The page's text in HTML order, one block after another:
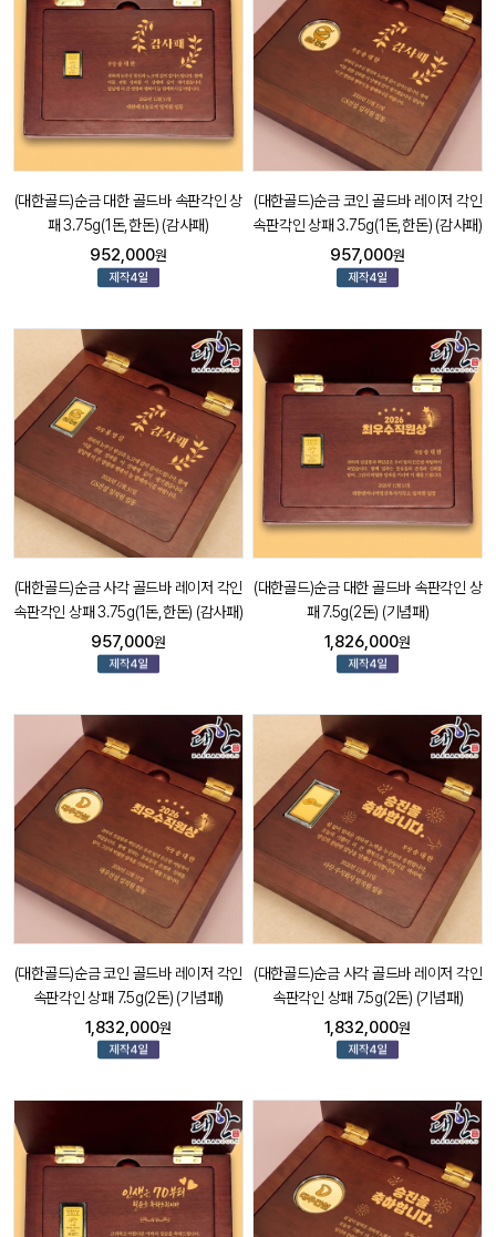
(대한골드)순금 대한 골드바 속판각인 상
패 3.75g(1돈,한돈) (감사패)
952,000원
(대한골드)순금 코인 골드바 레이저 각인
속판각인 상패 3.75g(1돈,한돈) (감사패)
957,000원
(대한골드)순금 사각 골드바 레이저 각인
속판각인 상패 3.75g(1돈,한돈) (감사패)
957,000원
(대한골드)순금 대한 골드바 속판각인 상
패 7.5g(2돈) (기념패)
1,826,000원
(대한골드)순금 코인 골드바 레이저 각인
속판각인 상패 7.5g(2돈) (기념패)
1,832,000원
(대한골드)순금 사각 골드바 레이저 각인
속판각인 상패 7.5g(2돈) (기념패)
1,832,000원